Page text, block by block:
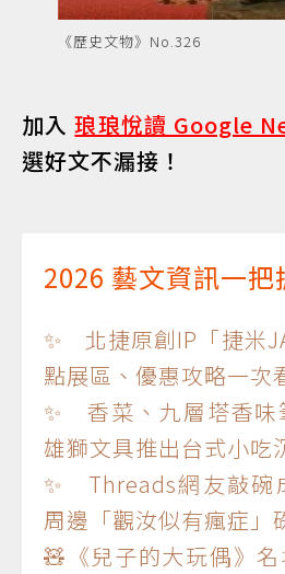
《歷史文物》No.326
加入琅琅悅讀 Google
選好文不漏接！
2026 藝文資訊一把
✨ 北捷原創IP「捷米
點展區、優惠攻略一次
✨ 香菜、九層塔香味
雄獅文具推出台式小吃
✨ Threads網友敲碗
周邊「觀汝似有瘋症」
🧸《兒子的大玩偶》